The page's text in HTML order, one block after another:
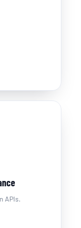
APIs.